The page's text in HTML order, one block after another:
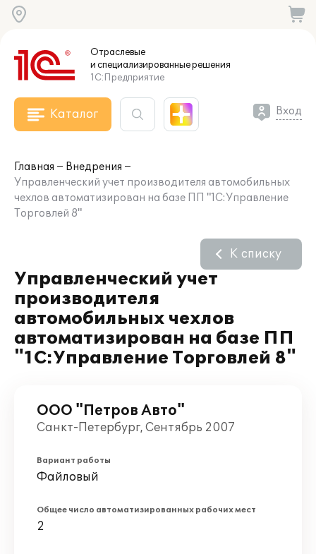
Отраслевые
и специализированныерешения
1С:Предприятие
Каталог Вход
Главная
Внедрения
Управленческий учет производителя автомобильных
чехлов автоматизирован на базе ПП "1С:Управление
Торговлей 8"
Управленческий учет
производителя
автомобильных чехлов
автоматизирован на базе ПП
"1С:Управление Торговлей 8"
К списку
ООО "Петров Авто"
Санкт-Петербург, Сентябрь 2007
Вариант работы
Файловый
Общее число автоматизированных рабочих мест
2